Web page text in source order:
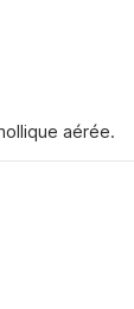
aérée.